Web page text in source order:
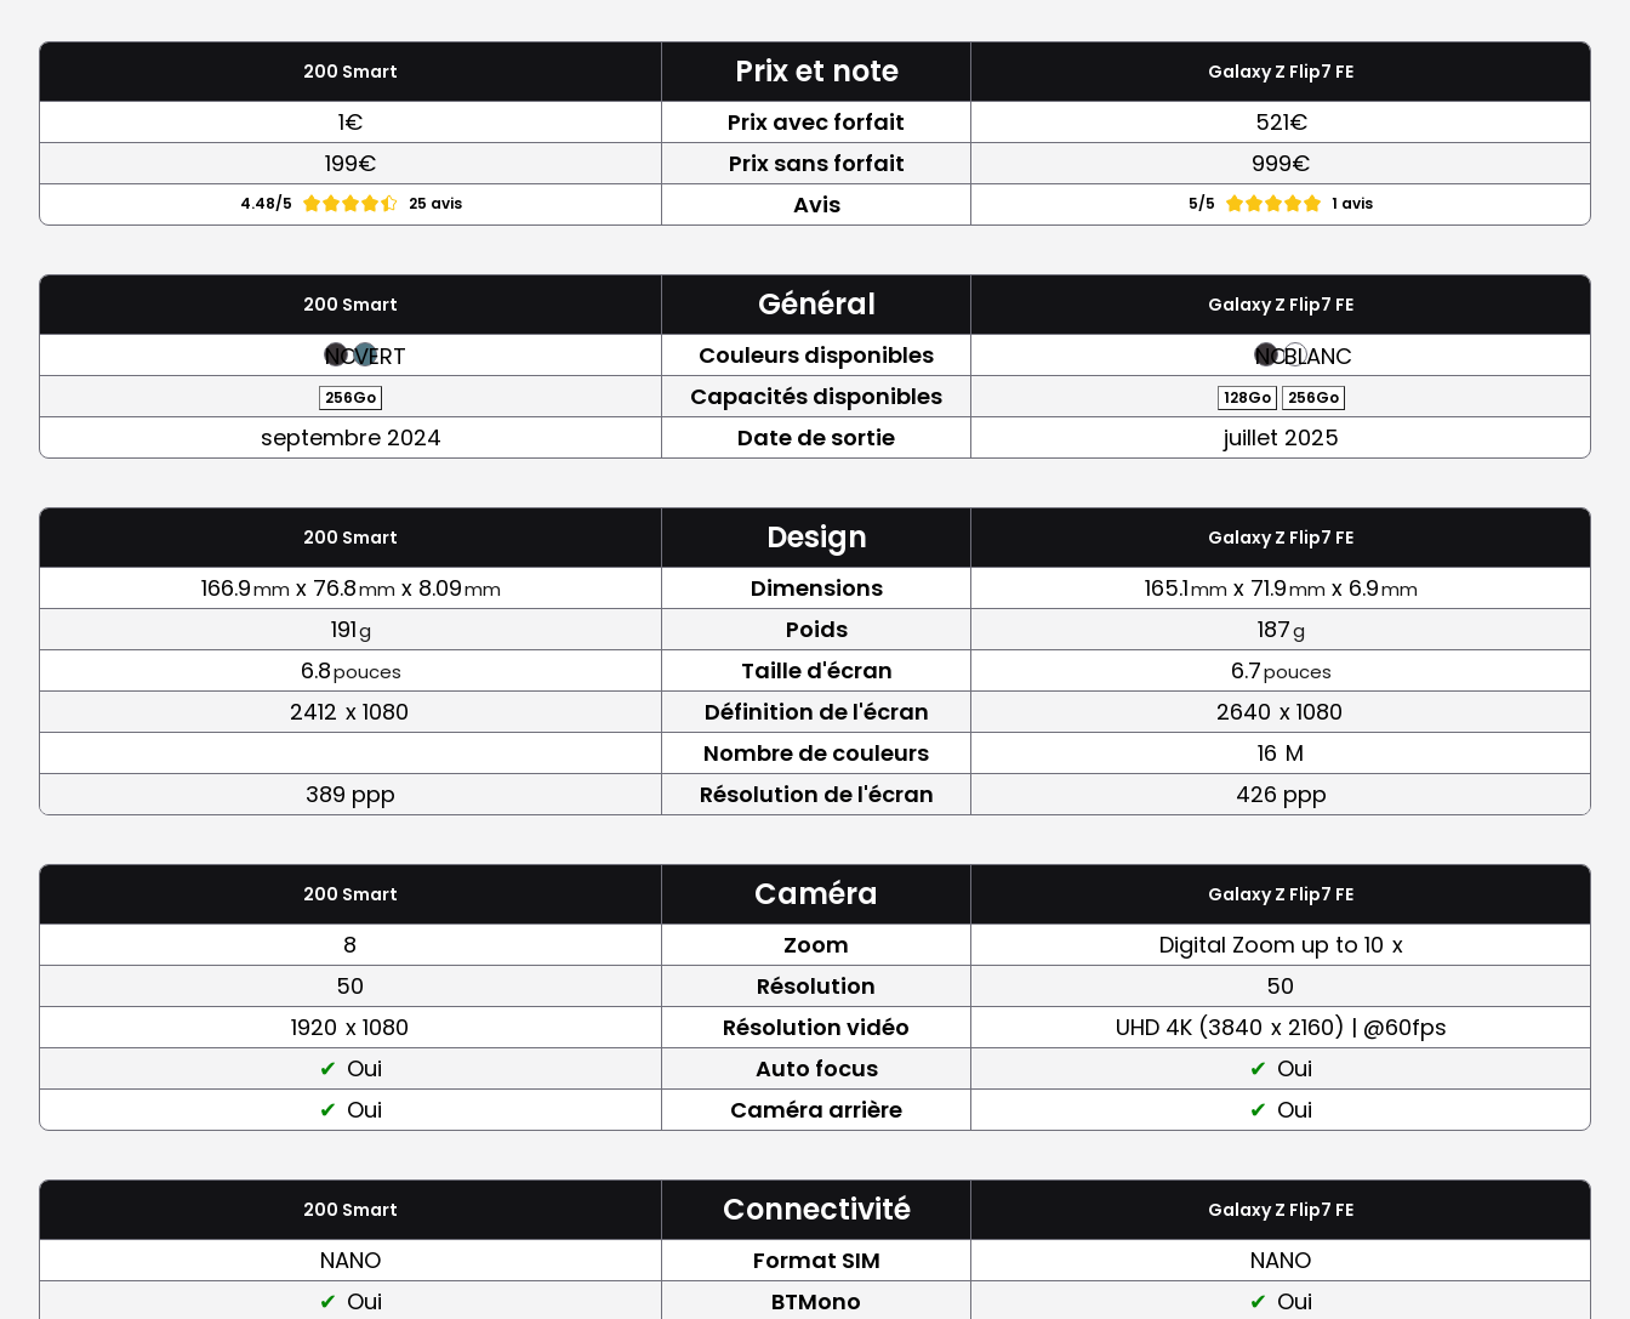
200 Smart Prix et note Galaxy Z Flip7 FE
1€ Prix avec forfait
521€
199€
Prix sans forfait 999€
4.48/5 25 avis Avis 5/5 1 avis
200 Smart Général Galaxy Z Flip7 FE
NOIRVERT Couleurs disponibles NOIRBLANC
256Go Capacités disponibles 128Go 256Go
septembre 2024 Date de sortie juillet 2025
200 Smart Design Galaxy Z Flip7 FE
166.9mm x 76.8mm x 8.09mm Dimensions 165.1mm x 71.9mm x 6.9mm
191g Poids 187g
6.8pouces Taille d'écran 6.7pouces
2412 x 1080 Définition de l'écran 2640 x 1080
Nombre de couleurs
16 M
389 ppp
Résolution de l'écran 426 ppp
200 Smart Caméra Galaxy Z Flip7 FE
8 Zoom Digital Zoom up to 10 x
50
Résolution
50
1920 x 1080 Résolution vidéo UHD 4K (3840 x 2160) | @60fps
Oui
Auto focus
Oui
Oui
Caméra arrière Oui
200 Smart Connectivité Galaxy Z Flip7 FE
NANO Format SIM
NANO
Oui
BTMono
Oui